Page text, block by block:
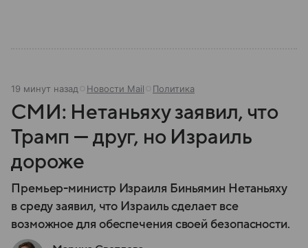
19 минут назад Новости Mail Политика
СМИ: Нетаньяху заявил, что
Трамп — друг, но Израиль
дороже
Премьер-министр Израиля Биньямин Нетаньяху
в среду заявил, что Израиль сделает все
возможное для обеспечения своей безопасности.